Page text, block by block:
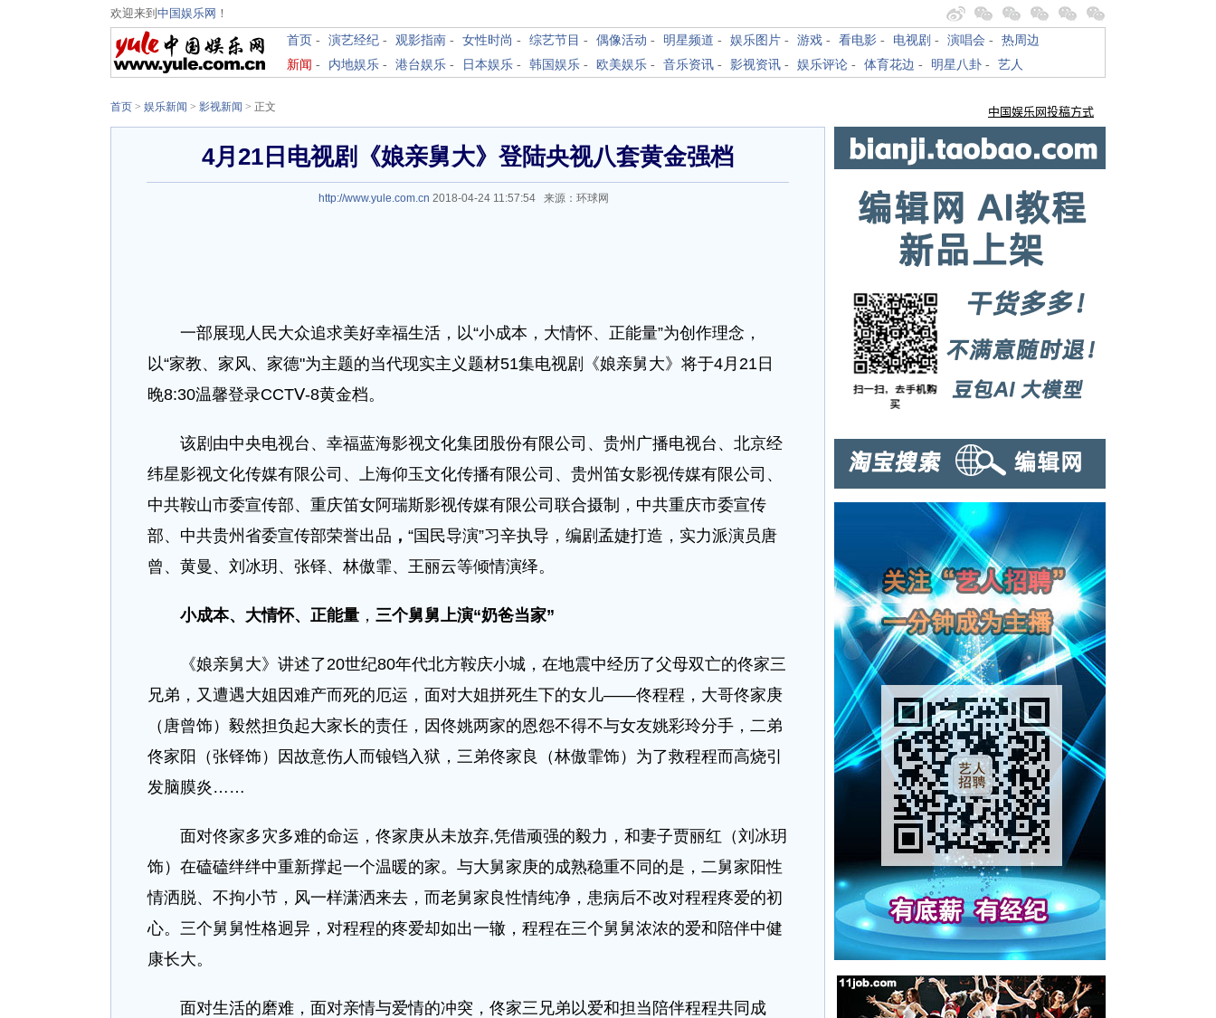
欢迎来到 中国娱乐网 ！
首页 - 演艺经纪 - 观影指南 - 女性时尚 - 综艺节目 - 偶像活动 - 明星频道 - 娱乐图片 - 游戏 - 看电影 - 电视剧 - 演唱会 - 热周边
新闻 - 内地娱乐 - 港台娱乐 - 日本娱乐 - 韩国娱乐 - 欧美娱乐 - 音乐资讯 - 影视资讯 - 娱乐评论 - 体育花边 - 明星八卦 - 艺人
首页 > 娱乐新闻 > 影视新闻 > 正文
4月21日电视剧《娘亲舅大》登陆央视八套黄金强档
http://www.yule.com.cn 2018-04-24 11:57:54 来源：环球网
一部展现人民大众追求美好幸福生活，以“小成本，大情怀、正能量”为创作理念，
以“家教、家风、家德"为主题的当代现实主义题材51集电视剧《娘亲舅大》将于4月21日
晚8:30温馨登录CCTⅤ-8黄金档。
该剧由中央电视台、幸福蓝海影视文化集团股份有限公司、贵州广播电视台、北京经
纬星影视文化传媒有限公司、上海仰玉文化传播有限公司、贵州笛女影视传媒有限公司、
中共鞍山市委宣传部、重庆笛女阿瑞斯影视传媒有限公司联合摄制，中共重庆市委宣传
部、中共贵州省委宣传部荣誉出品 ， “国民导演”习辛执导，编剧孟婕打造，实力派演员唐
曾、黄曼、刘冰玥、张铎、林傲霏、王丽云等倾情演绎。
小成本、大情怀、正能量 ， 三个舅舅上演“奶爸当家”
《娘亲舅大》讲述了20世纪80年代北方鞍庆小城，在地震中经历了父母双亡的佟家三
兄弟，又遭遇大姐因难产而死的厄运，面对大姐拼死生下的女儿——佟程程，大哥佟家庚
（唐曾饰）毅然担负起大家长的责任，因佟姚两家的恩怨不得不与女友姚彩玲分手，二弟
佟家阳（张铎饰）因故意伤人而锒铛入狱，三弟佟家良（林傲霏饰）为了救程程而高烧引
发脑膜炎……
面对佟家多灾多难的命运，佟家庚从未放弃,凭借顽强的毅力，和妻子贾丽红（刘冰玥
饰）在磕磕绊绊中重新撑起一个温暖的家。与大舅家庚的成熟稳重不同的是，二舅家阳性
情洒脱、不拘小节，风一样潇洒来去，而老舅家良性情纯净，患病后不改对程程疼爱的初
心。三个舅舅性格迥异，对程程的疼爱却如出一辙，程程在三个舅舅浓浓的爱和陪伴中健
康长大。
面对生活的磨难，面对亲情与爱情的冲突，佟家三兄弟以爱和担当陪伴程程共同成